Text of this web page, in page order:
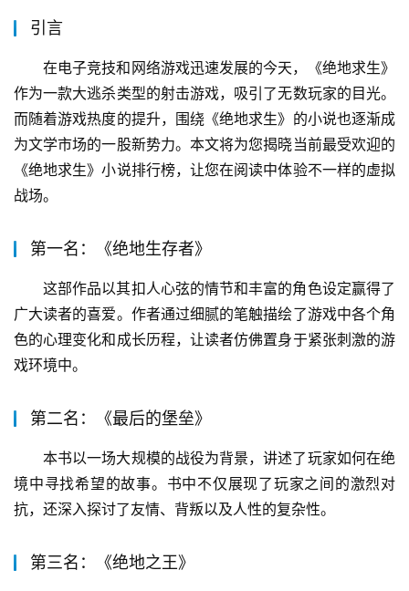
引言
在电子竞技和网络游戏迅速发展的今天，《绝地求生》
作为一款大逃杀类型的射击游戏，吸引了无数玩家的目光。
而随着游戏热度的提升，围绕《绝地求生》的小说也逐渐成
为文学市场的一股新势力。本文将为您揭晓当前最受欢迎的
《绝地求生》小说排行榜，让您在阅读中体验不一样的虚拟
战场。
第一名：《绝地生存者》
这部作品以其扣人心弦的情节和丰富的角色设定赢得了
广大读者的喜爱。作者通过细腻的笔触描绘了游戏中各个角
色的心理变化和成长历程，让读者仿佛置身于紧张刺激的游
戏环境中。
第二名：《最后的堡垒》
本书以一场大规模的战役为背景，讲述了玩家如何在绝
境中寻找希望的故事。书中不仅展现了玩家之间的激烈对
抗，还深入探讨了友情、背叛以及人性的复杂性。
第三名：《绝地之王》